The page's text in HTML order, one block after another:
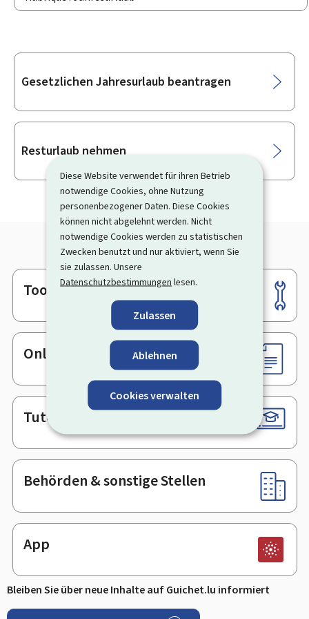
Diese Website verwendet für ihren Betrieb
notwendige Cookies, ohne Nutzung
personenbezogener Daten. Diese Cookies
können nicht abgelehnt werden. Nicht
notwendige Cookies werden zu statistischen
Zwecken benutzt und nur aktiviert, wenn Sie
sie zulassen. Unsere
Datenschutzbestimmungen lesen.
Zulassen
Ablehnen
Cookies verwalten
Unterrubriken
Gesetzlichen Jahresurlaub beantragen
Resturlaub nehmen
Footer
Tools
Online-Dienste & Formulare
Tutorials
Behörden & sonstige Stellen
App
Bleiben Sie über neue Inhalte auf Guichet.lu informiert